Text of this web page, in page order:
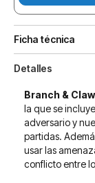
Ficha técnica
Detalles
Branch & Claw
la que se
adversario y
partidas.
usar las
conflicto entre